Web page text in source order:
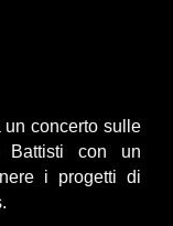
un concerto sulle
con un
i progetti di